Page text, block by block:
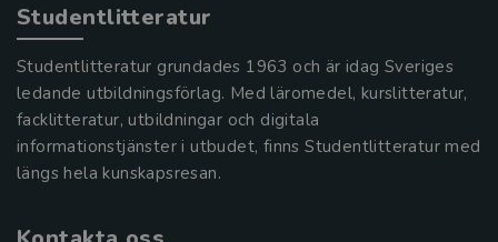
Studentlitteratur
Studentlitteratur grundades 1963 och är idag Sveriges
ledande utbildningsförlag. Med läromedel, kurslitteratur,
facklitteratur, utbildningar och digitala
informationstjänster i utbudet, finns Studentlitteratur med
längs hela kunskapsresan.